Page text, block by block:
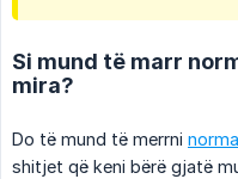
Si mund të marr
mira?
Do të mund të merrni
shitjet që keni bërë gjatë